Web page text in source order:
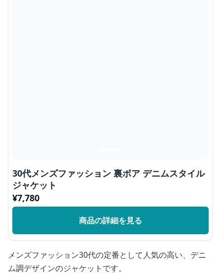
30代メンズファッション 裏ボア デニムスタイル
ジャケット
¥7,780
商品の詳細を見る
メンズファッション30代の定番として人気の高い、デニ
ム調デザインのジャケットです。